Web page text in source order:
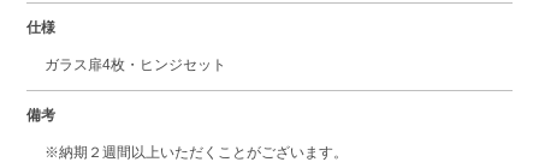
仕様
ガラス扉4枚・ヒンジセット
備考
※納期２週間以上いただくことがございます。